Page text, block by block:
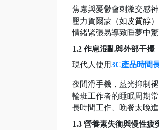
焦慮與憂鬱會刺激交感
壓力賀爾蒙（如皮質醇
情緒緊張易導致睡夢中
1.2 作息混亂與外部干擾
現代人使用3C產品時間
夜間滑手機，藍光抑制
輪班工作者的睡眠周期
長時間工作、晚餐太晚
1.3 營養素失衡與慢性疲